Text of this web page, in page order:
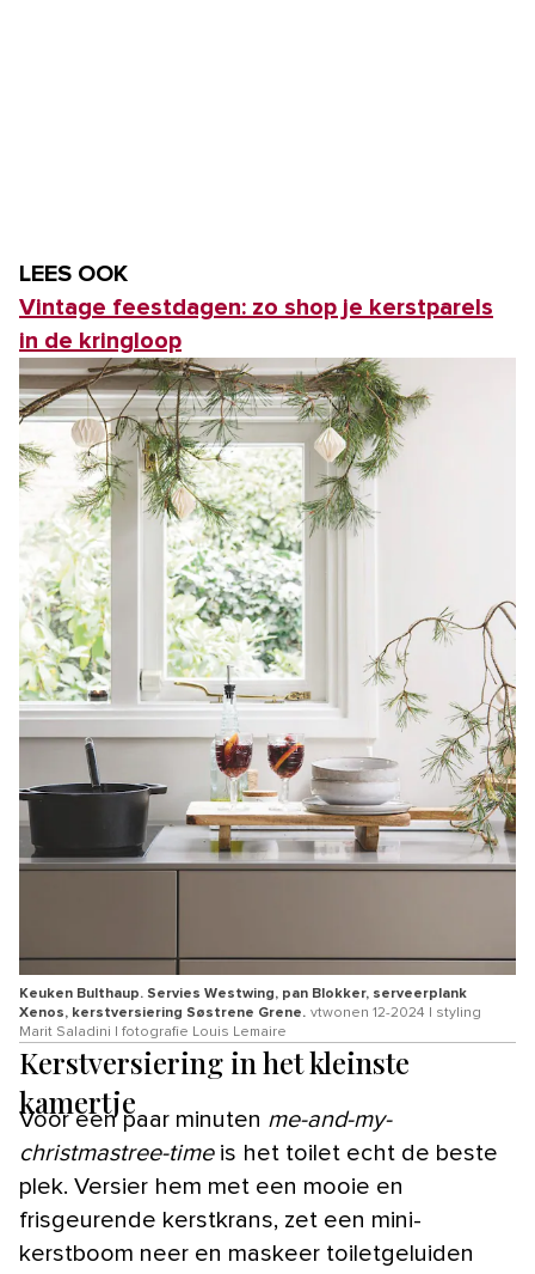
LEES OOK
Vintage feestdagen: zo shop je kerstparels
in de kringloop
Keuken Bulthaup. Servies Westwing, pan Blokker, serveerplank
Xenos, kerstversiering Søstrene Grene. vtwonen 12-2024 | styling
Marit Saladini | fotografie Louis Lemaire
Kerstversiering in het kleinste
kamertje
Voor een paar minuten me-and-my-
christmastree-timeis het toilet echt de beste
plek. Versier hem met een mooie en
frisgeurende kerstkrans, zet een mini-
kerstboom neer en maskeer toiletgeluiden